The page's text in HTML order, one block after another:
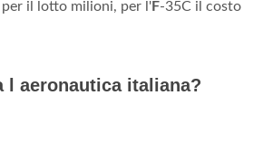
il lotto milioni, per l'F-35C il costo
l aeronautica italiana?